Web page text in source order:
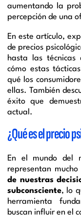
aumentando la
percepción de una
En este artículo,
de precios
hasta las técnicas
cómo estas
qué los
ellas. También
éxito que
actual.
¿Qué es el precio
En el mundo del
representan
de nuestras
subconsciente, lo
herramienta
buscan influir en el